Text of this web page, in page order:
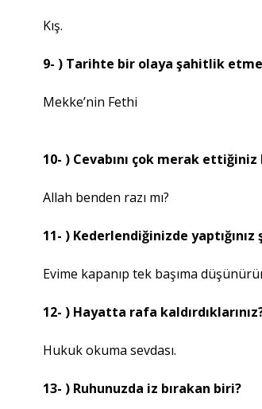
Kış.
9- ) Tarihte bir olaya şahitlik etme
Mekke’nin Fethi
10- ) Cevabını çok merak
Allah benden razı mı?
11- ) Kederlendiğinizde yaptığınız
Evime kapanıp tek başıma
12- ) Hayatta rafa
Hukuk okuma sevdası.
13- ) Ruhunuzda iz bırakan biri?